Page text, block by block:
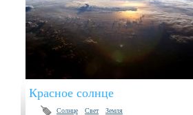
Красное солнце
Солнце Свет Земля